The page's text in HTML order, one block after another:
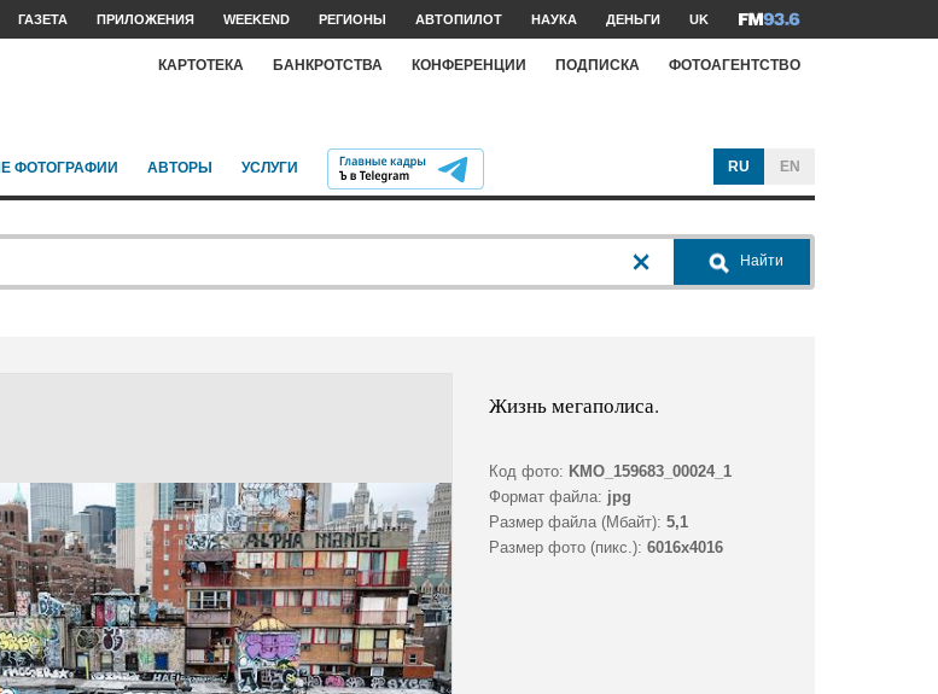
ГАЗЕТА ПРИЛОЖЕНИЯ WEEKEND РЕГИОНЫ АВТОПИЛОТ НАУКА ДЕНЬГИ UK
КАРТОТЕКА БАНКРОТСТВА КОНФЕРЕНЦИИ ПОДПИСКА ФОТОАГЕНТСТВО
ФОТОГРАФИИ АВТОРЫ УСЛУГИ RU EN
Найти
Жизнь мегаполиса.
Код фото: KMO_159683_00024_1
Формат файла: jpg
Размер файла (Мбайт): 5,1
Размер фото (пикс.): 6016x4016